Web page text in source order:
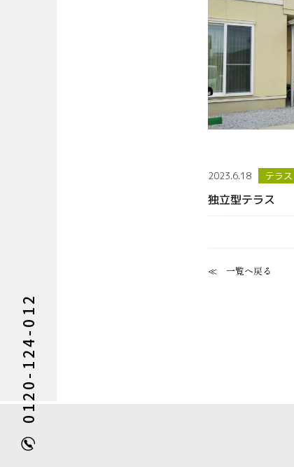
0120-124-012
2023.6.18 テラス
独立型テラス
一覧へ戻る